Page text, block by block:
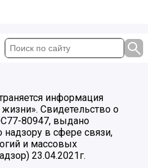
информация
Свидетельство о
80947, выдано
в сфере связи,
и массовых
23.04.2021г.